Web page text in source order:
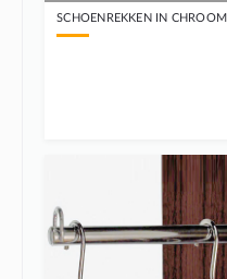
SCHOENREKKEN IN CHROOM